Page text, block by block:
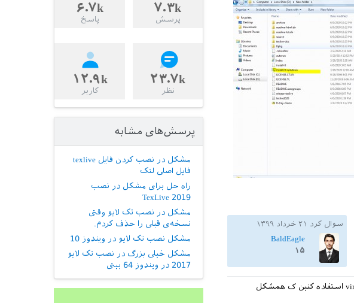
سوال کرد ۲۱ خرداد ۱۳۹۹
BaldEagle
۱۵
سعی کنین از برنامه‌های درایو مجازی مجانی مثل virtual clone drive استفاده کنین ک همشکل
۷.۳k
پرسش
۶.۷k
پاسخ
۲۳.۷k
نظر
۱۲.۹k
کاربر
پرسش‌های مشابه
مشکل در نصب کردن فایل texlive
فایل اصلی لتک
راه حل برای مشکل در نصب
TexLive 2019
مشکل در نصب تک لایو وقتی
نسخه‌ی قبلی را حذف کردم.
مشکل نصب تک لایو در ویندوز 10
مشکل خیلی بزرگ در نصب تک لایو
2017 در ویندوز 64 بیتی